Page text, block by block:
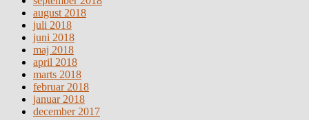
august 2018
juli 2018
juni 2018
maj 2018
april 2018
marts 2018
februar 2018
januar 2018
december 2017